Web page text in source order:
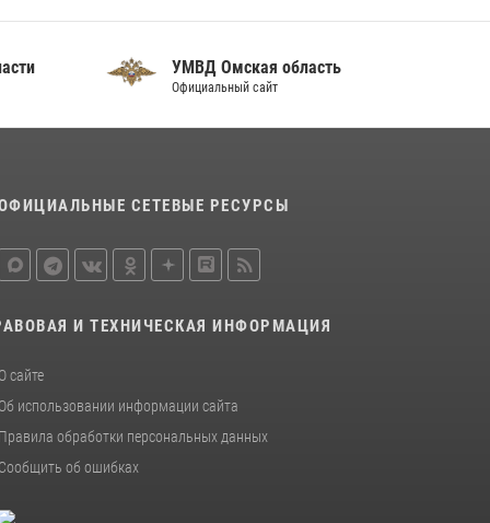
УМВД Омская область
Официальный сайт
СЕТЕВЫЕ РЕСУРСЫ
И ТЕХНИЧЕСКАЯ ИНФОРМАЦИЯ
О сайте
Об использовании информации сайта
Правила обработки персональных данных
Сообщить об ошибках